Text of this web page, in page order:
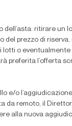
ritirare un
del prezzo di
lotti o eventualmente
preferita l’offerta
e/o
da remoto, il
alla nuova